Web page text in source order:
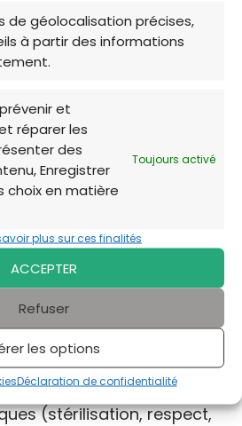
de géolocalisation précises,
à partir des informations
et
réparer les
des
Enregistrer
choix en matière
Toujours activé
plus sur ces finalités
ACCEPTER
Refuser
les options
Déclaration de confidentialité
et chatons
sur les
(Taussat, Cassy,
prolifération des chats
local.
soins vétérinaires,
et relâche (ou mise à
les cas).
des chats et chatons en
dans des locaux ou
de la population locale aux
(stérilisation, respect,